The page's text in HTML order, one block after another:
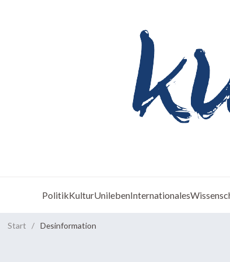
PolitikKulturUnilebenInternationales
Start / Desinformation